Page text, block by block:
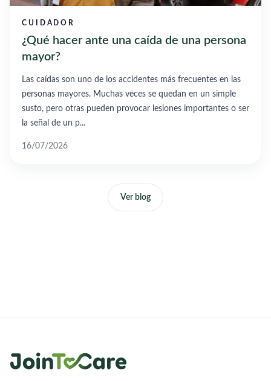
CUIDADOR
¿Qué hacer ante una caída de una persona
mayor?
Las caídas son uno de los accidentes más frecuentes en las
personas mayores. Muchas veces se quedan en un simple
susto, pero otras pueden provocar lesiones importantes o ser
la señal de un p...
16/07/2026
Ver blog